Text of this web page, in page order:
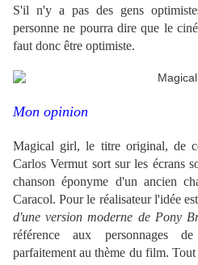
S'il n'y a pas des gens
personne ne pourra dire que le
faut donc être optimiste.
Mon opinion
Magical girl, le titre original, de
Carlos Vermut sort sur les écrans
chanson éponyme d'un ancien
Caracol. Pour le réalisateur l'idée
d'une version moderne de Pony
référence aux personnages
parfaitement au thème du film.